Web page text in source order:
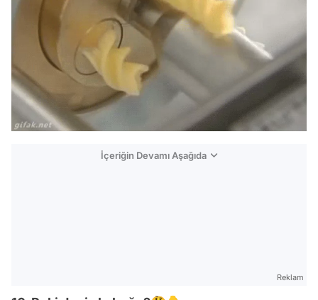
İçeriğin Devamı Aşağıda
Reklam